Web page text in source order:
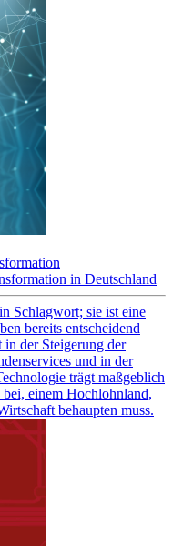
in Deutschland
Schlagwort; sie ist eine
bereits entscheidend
der Steigerung der
und in der
trägt maßgeblich
einem Hochlohnland,
behaupten muss.